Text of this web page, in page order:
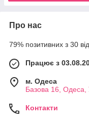
Про нас
79% позитивних з 30
Працює з
м. Одеса
Базова 16, Одеса,
Контакти